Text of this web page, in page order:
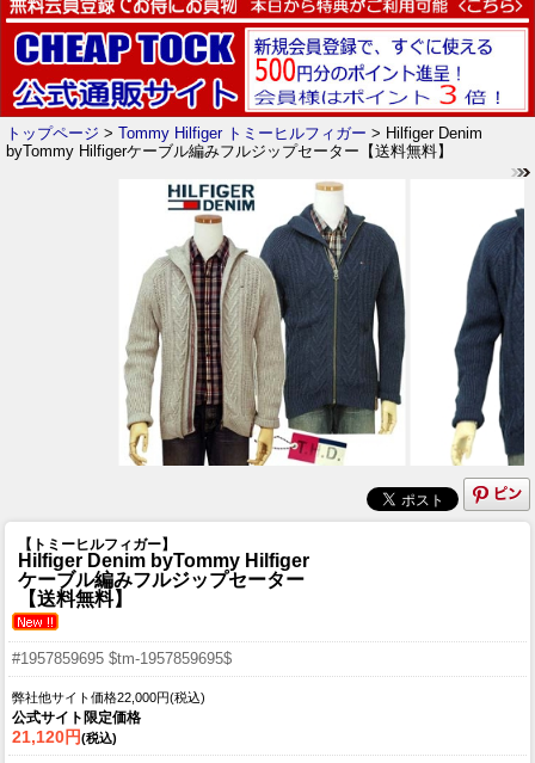
トップページ > Tommy Hilfiger トミーヒルフィガー > Hilfiger Denim
byTommy Hilfigerケーブル編みフルジップセーター【送料無料】
【トミーヒルフィガー】
Hilfiger Denim byTommy Hilfiger
ケーブル編みフルジップセーター
【送料無料】
#1957859695 $tm-1957859695$
弊社他サイト価格22,000円(税込)
公式サイト限定価格
21,120円(税込)